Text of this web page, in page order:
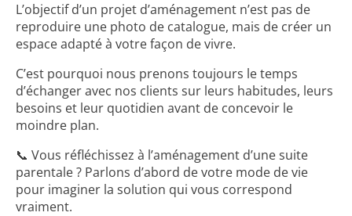
L’objectif d’un projet d’aménagement n’est pas de
reproduire une photo de catalogue, mais de créer un
espace adapté à votre façon de vivre.
C’est pourquoi nous prenons toujours le temps
d’échanger avec nos clients sur leurs habitudes, leurs
besoins et leur quotidien avant de concevoir le
moindre plan.
📞 Vous réfléchissez à l’aménagement d’une suite
parentale ? Parlons d’abord de votre mode de vie
pour imaginer la solution qui vous correspond
vraiment.